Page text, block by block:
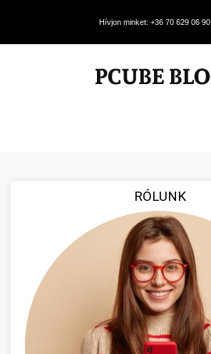
Hívjon minket: +36 70 629 06 90
RÓLUNK